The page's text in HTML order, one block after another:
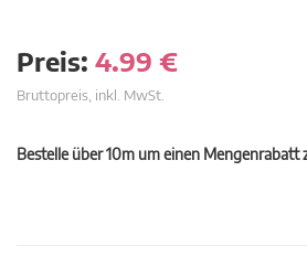
Preis: 4.99 €
Bruttopreis, inkl. MwSt.
Bestelle über 10m um einen Mengenrabatt